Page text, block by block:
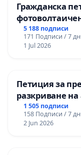
Гражданска
Радомир
5 188 подписи
171 Подписи / 7
1 Jul 2026
Петиция за
разкриване
1 505 подписи
158 Подписи / 7
2 Jun 2026